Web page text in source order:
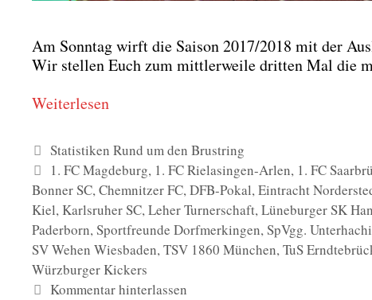
Am Sonn­tag wirft die Sai­son 2017/2018 mit der
Wir stel­len Euch zum mitt­ler­wei­le drit­ten Mal die
Wei­ter­le­sen
Kategorien
Statistiken Rund um den Brustring
Schlagwörter
1. FC Magdeburg, 1. FC Rielasingen-Arlen, 1. FC
Bonner SC,Chemnitzer FC,DFB-Pokal,Eintracht
Kiel,Karlsruher SC,Leher Turnerschaft,Lüneburger SK
Paderborn,Sportfreunde Dorfmerkingen,SpVgg.
SV Wehen Wiesbaden,TSV 1860 München,TuS
Würzburger Kickers
Kommentar hinterlassen